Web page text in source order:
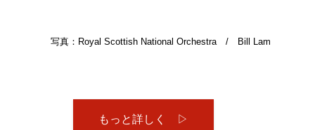
写真：Royal Scottish National Orchestra / Bill Lam
もっと詳しく ▷